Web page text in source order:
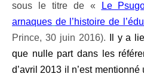
sous le titre de «
Le
arnaques de l’histoire de
Prince, 30 juin 2016).
Il y a
que nulle part dans les
d’avril 2013 il n’est